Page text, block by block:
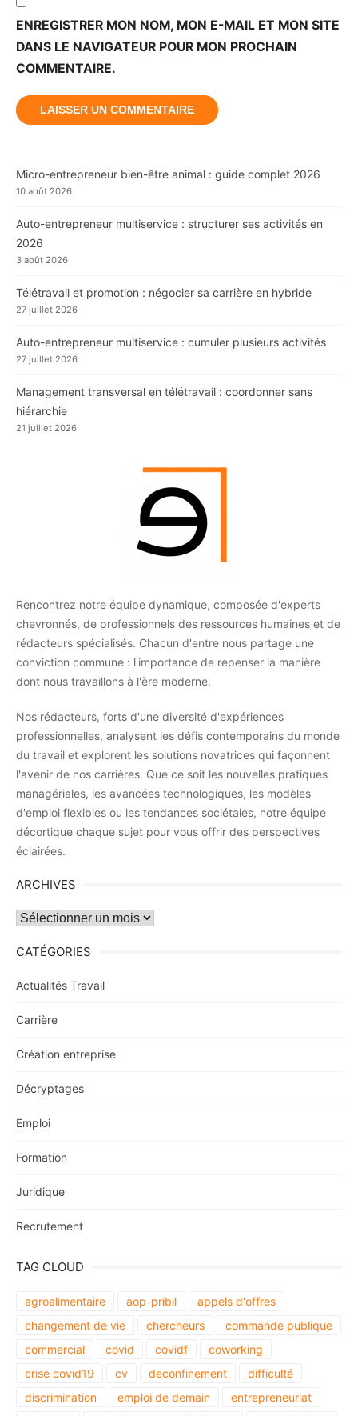
ENREGISTRER MON NOM, MON E-MAIL ET MON SITE
DANS LE NAVIGATEUR POUR MON PROCHAIN
COMMENTAIRE.
Micro-entrepreneur bien-être animal : guide complet 2026
10 août 2026
Auto-entrepreneur multiservice : structurer ses activités en
2026
3 août 2026
Télétravail et promotion : négocier sa carrière en hybride
27 juillet 2026
Auto-entrepreneur multiservice : cumuler plusieurs activités
27 juillet 2026
Management transversal en télétravail : coordonner sans
hiérarchie
21 juillet 2026
Rencontrez notre équipe dynamique, composée d'experts
chevronnés, de professionnels des ressources humaines et de
rédacteurs spécialisés. Chacun d'entre nous partage une
conviction commune : l'importance de repenser la manière
dont nous travaillons à l'ère moderne.
Nos rédacteurs, forts d'une diversité d'expériences
professionnelles, analysent les défis contemporains du monde
du travail et explorent les solutions novatrices qui façonnent
l'avenir de nos carrières. Que ce soit les nouvelles pratiques
managériales, les avancées technologiques, les modèles
d'emploi flexibles ou les tendances sociétales, notre équipe
décortique chaque sujet pour vous offrir des perspectives
éclairées.
ARCHIVES
Archives
CATÉGORIES
Actualités Travail
Carrière
Création entreprise
Décryptages
Emploi
Formation
Juridique
Recrutement
TAG CLOUD
agroalimentaire aop-pribil
appels d'offres
changement de vie
chercheurs
commande publique
commercial
covid covidf
coworking
crise covid19
cv deconfinement
difficulté
discrimination
emploi de demain
entrepreneuriat